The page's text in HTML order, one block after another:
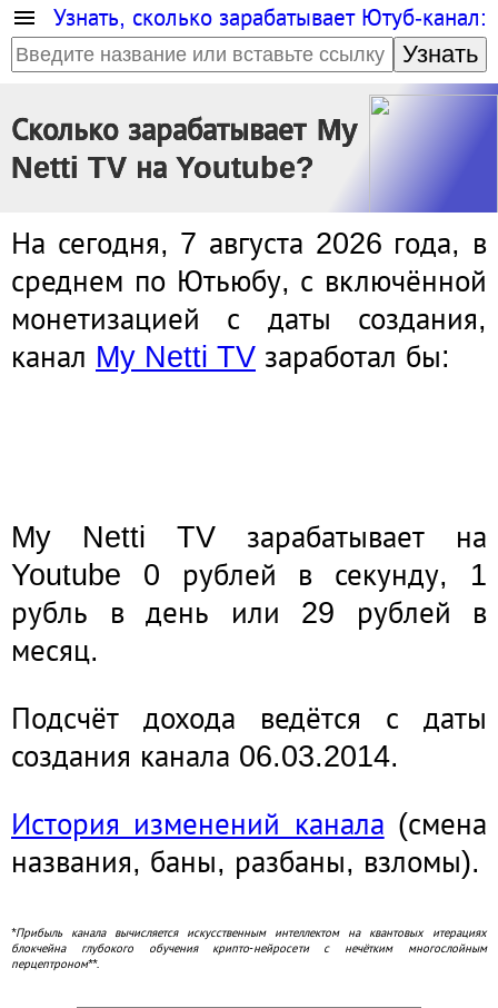
Узнать, сколько зарабатывает Ютуб-канал:
Узнать
Сколько зарабатывает My
Netti TV на Youtube?
На сегодня, 7 августа 2026 года, в
среднем по Ютьюбу, с включённой
монетизацией с даты создания,
канал My Netti TV заработал бы:
My Netti TV зарабатывает на
Youtube 0 рублей в секунду, 1
рубль в день или 29 рублей в
месяц.
Подсчёт дохода ведётся с даты
создания канала 06.03.2014.
История изменений канала (смена
названия, баны, разбаны, взломы).
*Прибыль канала вычисляется искусственным интеллектом на квантовых итерациях
блокчейна глубокого обучения крипто-нейросети с нечётким многослойным
перцептроном**.